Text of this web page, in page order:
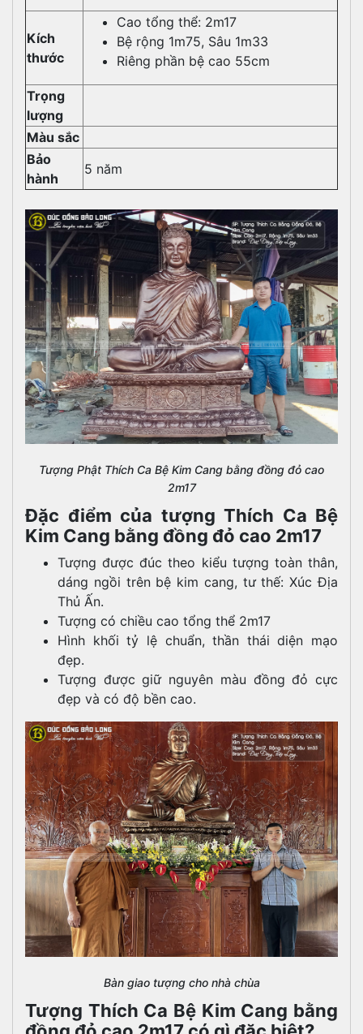
Kích
thước
Cao tổng thể: 2m17
Bệ rộng 1m75, Sâu 1m33
Riêng phần bệ cao 55cm
Trọng
lượng
Màu sắc
Bảo
hành
5 năm
Tượng Phật Thích Ca Bệ Kim Cang bằng đồng đỏ cao
2m17
Đặc điểm của tượng Thích Ca Bệ
Kim Cang bằng đồng đỏ cao 2m17
Tượng được đúc theo kiểu tượng toàn thân,
dáng ngồi trên bệ kim cang, tư thế: Xúc Địa
Thủ Ấn.
Tượng có chiều cao tổng thể 2m17
Hình khối tỷ lệ chuẩn, thần thái diện mạo
đẹp.
Tượng được giữ nguyên màu đồng đỏ cực
đẹp và có độ bền cao.
Bàn giao tượng cho nhà chùa
Tượng Thích Ca Bệ Kim Cang bằng